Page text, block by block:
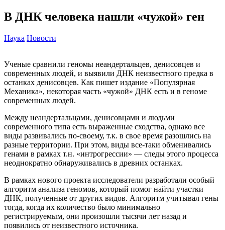
В ДНК человека нашли «чужой» ген
Наука Новости
Ученые сравнили геномы неандертальцев, денисовцев и
современных людей, и выявили ДНК неизвестного предка в
останках денисовцев. Как пишет издание «Популярная
Механика», некоторая часть «чужой» ДНК есть и в геноме
современных людей.
Между неандертальцами, денисовцами и людьми
современного типа есть выраженные сходства, однако все
виды развивались по-своему, т.к. в свое время разошлись на
разные территории. При этом, виды все-таки обменивались
генами в рамках т.н. «интрогрессии» — следы этого процесса
неоднократно обнаруживались в древних останках.
В рамках нового проекта исследователи разработали особый
алгоритм анализа геномов, который помог найти участки
ДНК, полученные от других видов. Алгоритм учитывал гены
тогда, когда их количество было минимально
регистрируемым, они произошли тысячи лет назад и
появились от неизвестного источника.